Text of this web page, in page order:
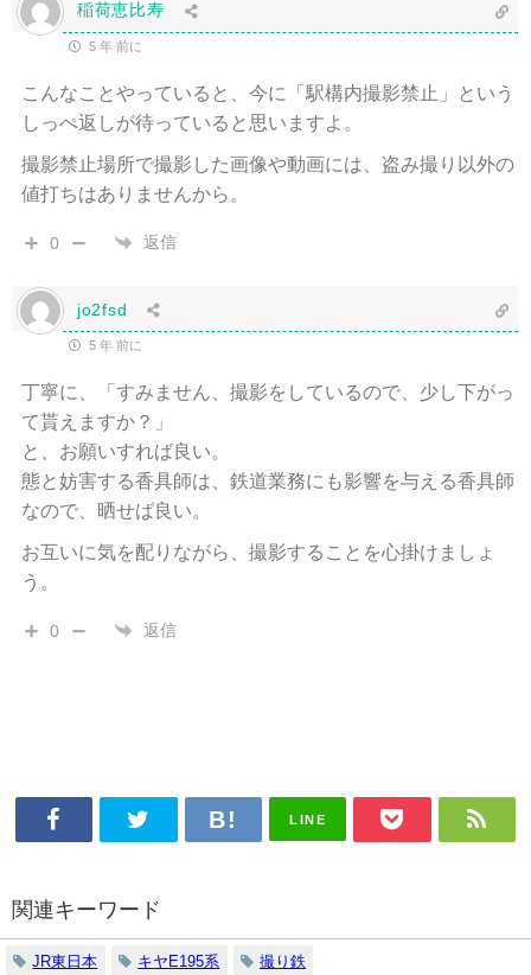
稲荷恵比寿
5 年 前に
こんなことやっていると、今に「駅構内撮影禁止」という
しっぺ返しが待っていると思いますよ。
撮影禁止場所で撮影した画像や動画には、盗み撮り以外の
値打ちはありませんから。
0 返信
jo2fsd
5 年 前に
丁寧に、「すみません、撮影をしているので、少し下がっ
て貰えますか？」
と、お願いすれば良い。
態と妨害する香具師は、鉄道業務にも影響を与える香具師
なので、晒せば良い。
お互いに気を配りながら、撮影することを心掛けましょ
う。
0 返信
LINE
関連キーワード
JR東日本 キヤE195系 撮り鉄